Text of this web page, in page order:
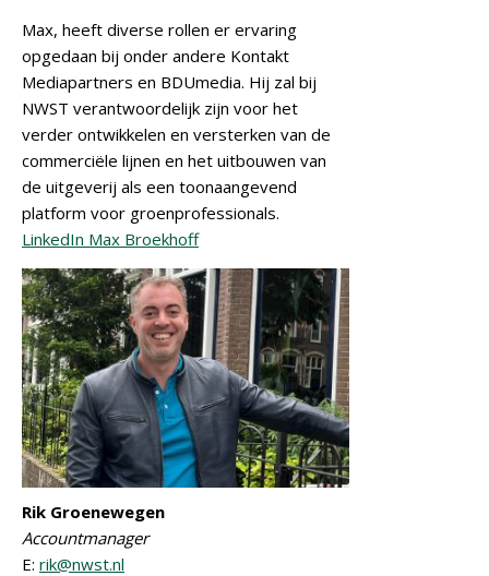
Max, heeft diverse rollen er ervaring
opgedaan bij onder andere Kontakt
Mediapartners en BDUmedia. Hij zal bij
NWST verantwoordelijk zijn voor het
verder ontwikkelen en versterken van de
commerciële lijnen en het uitbouwen van
de uitgeverij als een toonaangevend
platform voor groenprofessionals.
LinkedIn Max Broekhoff
Rik Groenewegen
Accountmanager
E: rik@nwst.nl